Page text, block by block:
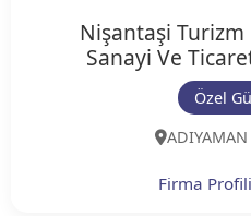
Nişantaşi Turizm
Sanayi Ve
Özel
Firma